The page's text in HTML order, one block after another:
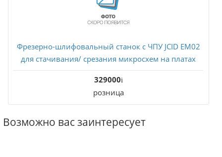
Фрезерно-шлифовальный станок с ЧПУ JCID EM02
для стачивания/ срезания микросхем на платах
329000
розница
Возможно вас заинтересует
В корзину